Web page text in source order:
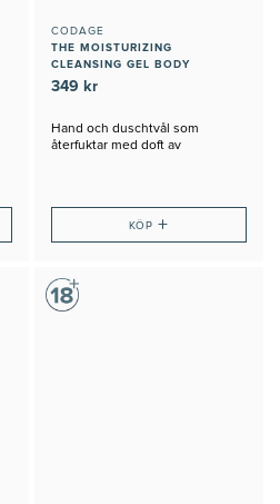
CODAGE
THE MOISTURIZING
CLEANSING GEL BODY
349 kr
Hand och duschtvål som
återfuktar med doft av
KÖP +